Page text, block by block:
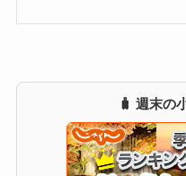
🧳 週末の